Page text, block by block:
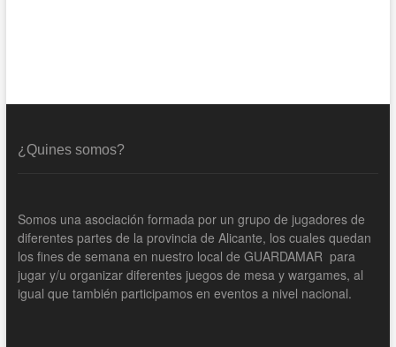
¿Quines somos?
Somos una asociación formada por un grupo de jugadores de
diferentes partes de la provincia de Alicante, los cuales quedan
los fines de semana en nuestro local de GUARDAMAR para
jugar y/u organizar diferentes juegos de mesa y wargames, al
igual que también participamos en eventos a nivel nacional.